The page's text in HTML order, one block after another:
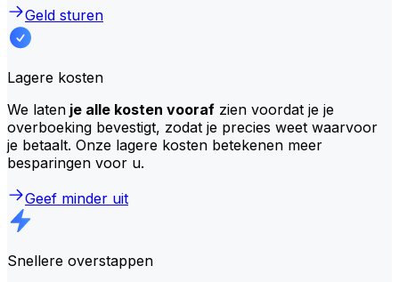
Geld sturen
Lagere kosten
We laten je alle kosten vooraf zien voordat je je
overboeking bevestigt, zodat je precies weet waarvoor
je betaalt. Onze lagere kosten betekenen meer
besparingen voor u.
Geef minder uit
Snellere overstappen